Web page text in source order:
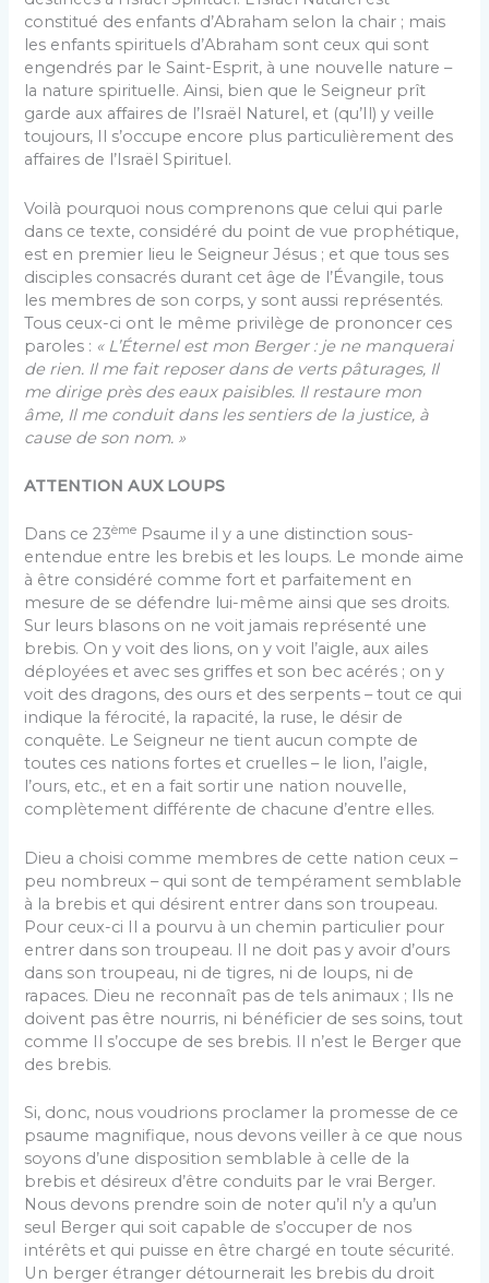
constitué des enfants d’Abraham selon la chair ; mais
les enfants spirituels d’Abraham sont ceux qui sont
engendrés par le Saint-Esprit, à une nouvelle nature –
la nature spirituelle. Ainsi, bien que le Seigneur prît
garde aux affaires de l’Israël Naturel, et (qu’Il) y veille
toujours, Il s’occupe encore plus particulièrement des
affaires de l’Israël Spirituel.
Voilà pourquoi nous comprenons que celui qui parle
dans ce texte, considéré du point de vue prophétique,
est en premier lieu le Seigneur Jésus ; et que tous ses
disciples consacrés durant cet âge de l’Évangile, tous
les membres de son corps, y sont aussi représentés.
Tous ceux-ci ont le même privilège de prononcer ces
paroles : « L’Éternel est mon Berger : je ne manquerai
de rien. Il me fait reposer dans de verts pâturages, Il
me dirige près des eaux paisibles. Il restaure mon
âme, Il me conduit dans les sentiers de la justice, à
cause de son nom. »
ATTENTION AUX LOUPS
Dans ce 23ème Psaume il y a une distinction sous-
entendue entre les brebis et les loups. Le monde aime
à être considéré comme fort et parfaitement en
mesure de se défendre lui-même ainsi que ses droits.
Sur leurs blasons on ne voit jamais représenté une
brebis. On y voit des lions, on y voit l’aigle, aux ailes
déployées et avec ses griffes et son bec acérés ; on y
voit des dragons, des ours et des serpents – tout ce qui
indique la férocité, la rapacité, la ruse, le désir de
conquête. Le Seigneur ne tient aucun compte de
toutes ces nations fortes et cruelles – le lion, l’aigle,
l’ours, etc., et en a fait sortir une nation nouvelle,
complètement différente de chacune d’entre elles.
Dieu a choisi comme membres de cette nation ceux –
peu nombreux – qui sont de tempérament semblable
à la brebis et qui désirent entrer dans son troupeau.
Pour ceux-ci Il a pourvu à un chemin particulier pour
entrer dans son troupeau. Il ne doit pas y avoir d’ours
dans son troupeau, ni de tigres, ni de loups, ni de
rapaces. Dieu ne reconnaît pas de tels animaux ; Ils ne
doivent pas être nourris, ni bénéficier de ses soins, tout
comme Il s’occupe de ses brebis. Il n’est le Berger que
des brebis.
Si, donc, nous voudrions proclamer la promesse de ce
psaume magnifique, nous devons veiller à ce que nous
soyons d’une disposition semblable à celle de la
brebis et désireux d’être conduits par le vrai Berger.
Nous devons prendre soin de noter qu’il n’y a qu’un
seul Berger qui soit capable de s’occuper de nos
intérêts et qui puisse en être chargé en toute sécurité.
Un berger étranger détournerait les brebis du droit